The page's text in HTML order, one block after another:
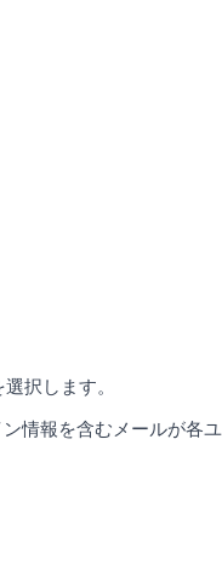
選択します。
情報を含むメールが各